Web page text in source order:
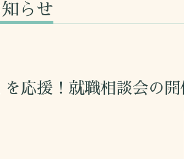
らせ
を応援！就職相談会の